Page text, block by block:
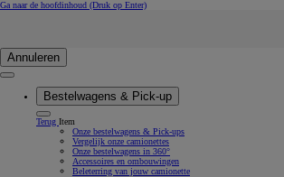
Ga naar de hoofdinhoud (Druk op Enter)
Annuleren
Bestelwagens & Pick-up
Terug Item
Onze bestelwagens & Pick-ups
Vergelijk onze camionettes
Onze bestelwagens in 360°
Accessoires en ombouwingen
Beleterring van jouw camionette